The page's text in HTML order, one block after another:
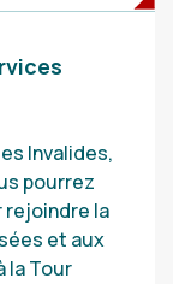
Invalides,
pourrez
rejoindre la
et aux
la Tour